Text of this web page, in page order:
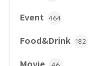
Event 464
Food&Drink 182